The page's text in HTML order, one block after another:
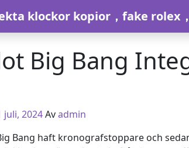
klockor kopior，fake rolex
Big Bang
juli, 2024Avadmin
Bang haft kronografstoppare och